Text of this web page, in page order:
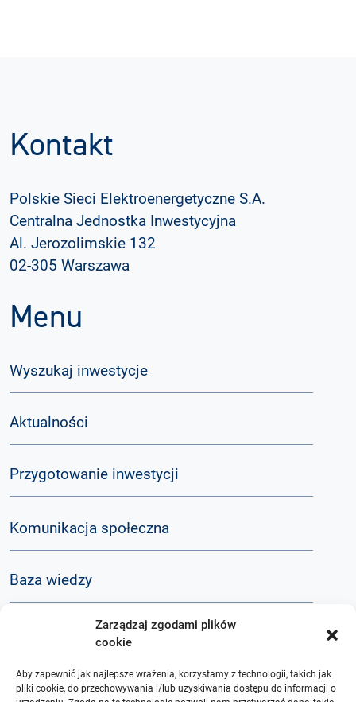
Zarządzaj zgodami plików
cookie
Aby zapewnić jak najlepsze wrażenia, korzystamy z technologii, takich jak
pliki cookie, do przechowywania i/lub uzyskiwania dostępu do informacji o
Kontakt
Polskie Sieci Elektroenergetyczne S.A.
Centralna Jednostka Inwestycyjna
Al. Jerozolimskie 132
02-305 Warszawa
Menu
Wyszukaj inwestycje
Aktualności
Przygotowanie inwestycji
Komunikacja społeczna
Baza wiedzy
O nas